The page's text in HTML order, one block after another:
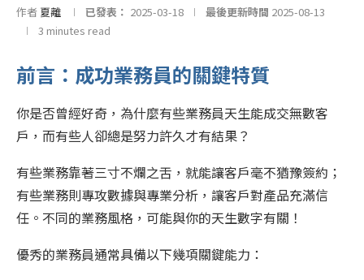
作者 夏離 已發表： 2025-03-18 最後更新時間 2025-08-13
3 minutes read
前言：成功業務員的關鍵特質
你是否曾經好奇，為什麼有些業務員天生能成交無數客
戶，而有些人卻總是努力許久才有結果？
有些業務靠著三寸不爛之舌，就能讓客戶毫不猶豫簽約；
有些業務則專攻數據與專業分析，讓客戶對產品充滿信
任。不同的業務風格，可能與你的天生數字有關！
優秀的業務員通常具備以下幾項關鍵能力：